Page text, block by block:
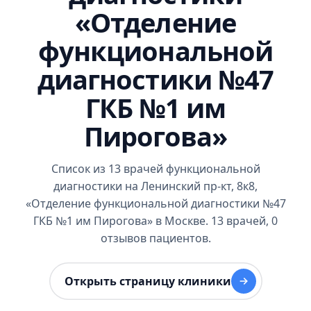
«Отделение
функциональной
диагностики №47
ГКБ №1 им
Пирогова»
Список из 13 врачей функциональной
диагностики на Ленинский пр-кт, 8к8,
«Отделение функциональной диагностики №47
ГКБ №1 им Пирогова» в Москве. 13 врачей, 0
отзывов пациентов.
Открыть страницу клиники